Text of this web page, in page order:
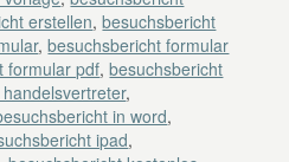
erstellen,besuchsbericht
,besuchsbericht formular
formular pdf,besuchsbericht
,
in word,
ipad,